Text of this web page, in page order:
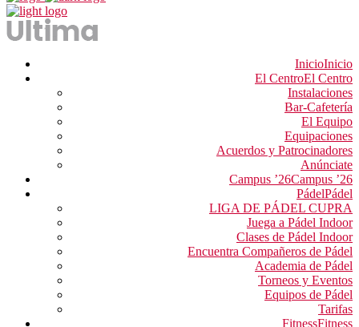
InicioInicio
El CentroEl Centro
Instalaciones
Bar-Cafetería
El Equipo
Equipaciones
Acuerdos y Patrocinadores
Anúnciate
Campus ’26Campus ’26
PádelPádel
LIGA DE PÁDEL CUPRA
Juega a Pádel Indoor
Clases de Pádel Indoor
Encuentra Compañeros de Pádel
Academia de Pádel
Torneos y Eventos
Equipos de Pádel
Tarifas
FitnessFitness